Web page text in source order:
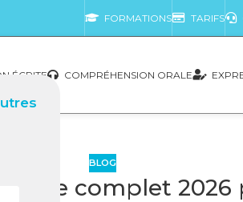
FORMATIONS TARIFS
ÉCRITE COMPRÉHENSION ORALE
BLOG
complet